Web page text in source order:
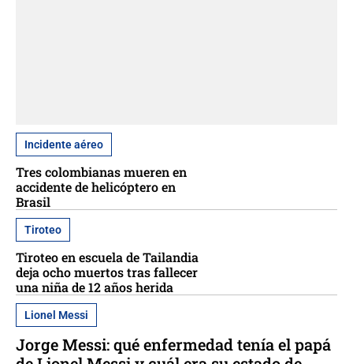
Incidente aéreo
Tres colombianas mueren en
accidente de helicóptero en
Brasil
Tiroteo
Tiroteo en escuela de Tailandia
deja ocho muertos tras fallecer
una niña de 12 años herida
Lionel Messi
Jorge Messi: qué enfermedad tenía el papá